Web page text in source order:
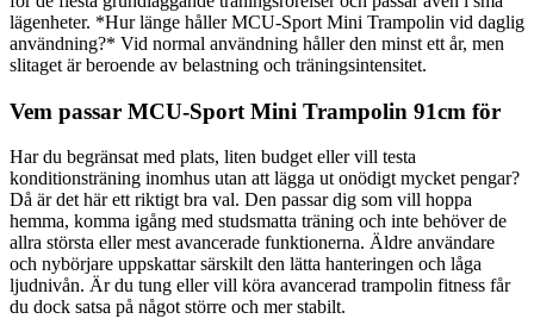
lägenheter. *Hur länge håller MCU-Sport Mini Trampolin vid daglig
användning?* Vid normal användning håller den minst ett år, men
slitaget är beroende av belastning och träningsintensitet.
Vem passar MCU-Sport Mini Trampolin 91cm för
Har du begränsat med plats, liten budget eller vill testa
konditionsträning inomhus utan att lägga ut onödigt mycket pengar?
Då är det här ett riktigt bra val. Den passar dig som vill hoppa
hemma, komma igång med studsmatta träning och inte behöver de
allra största eller mest avancerade funktionerna. Äldre användare
och nybörjare uppskattar särskilt den lätta hanteringen och låga
ljudnivån. Är du tung eller vill köra avancerad trampolin fitness får
du dock satsa på något större och mer stabilt.